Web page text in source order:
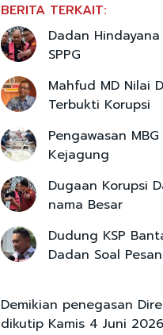
BERITA TERKAIT:
Dadan
SPPG
Mahfud MD Nilai
Terbukti Korupsi
Pengawasan
Kejagung
Dugaan Korupsi
nama Besar
Dudung KSP
Dadan Soal
Demikian penegasan
dikutip Kamis 4 Juni